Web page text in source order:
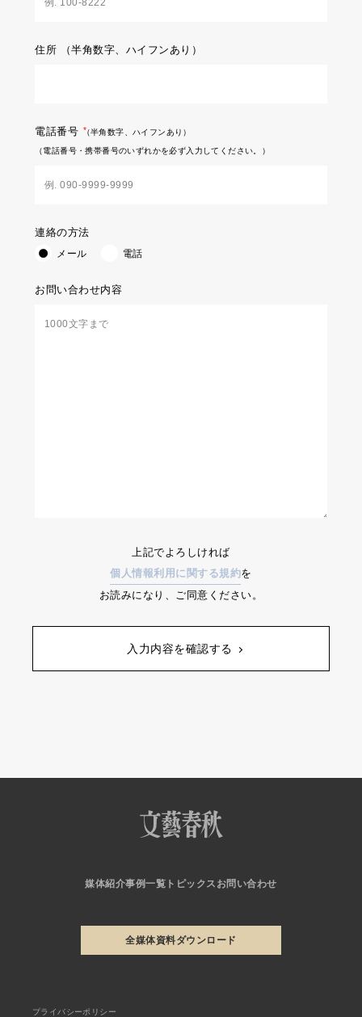
住所 （半角数字、ハイフンあり）
電話番号 （半角数字、ハイフンあり）
（電話番号・携帯番号のいずれかを必ず入力してください。）
連絡の方法
メール 電話
お問い合わせ内容
上記でよろしければ
個人情報利用に関する規約を
お読みになり、ご同意ください。
媒体紹介事例一覧 トピックス お問い合わせ
全媒体資料ダウンロード
プライバシーポリシー